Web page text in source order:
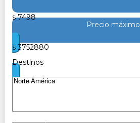
$ 7498
Precio máximo
$ 3752880
Destinos